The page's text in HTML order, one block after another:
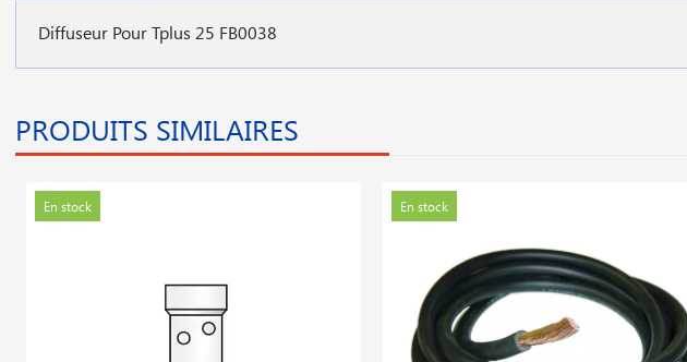
Diffuseur Pour Tplus 25 FB0038
PRODUITS SIMILAIRES
En stock En stock